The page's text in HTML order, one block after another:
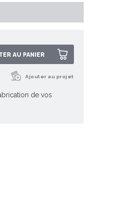
AU PANIER
Ajouter au projet
de vos